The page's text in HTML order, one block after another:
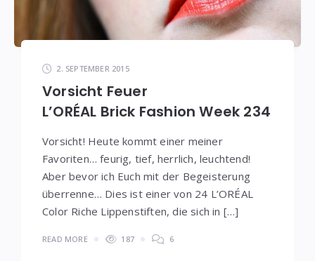
2. SEPTEMBER 2015
Vorsicht Feuer
L’ORÉAL Brick Fashion Week 234
Vorsicht! Heute kommt einer meiner
Favoriten… feurig, tief, herrlich, leuchtend!
Aber bevor ich Euch mit der Begeisterung
überrenne… Dies ist einer von 24 L’ORÉAL
Color Riche Lippenstiften, die sich in […]
READ MORE 187 6